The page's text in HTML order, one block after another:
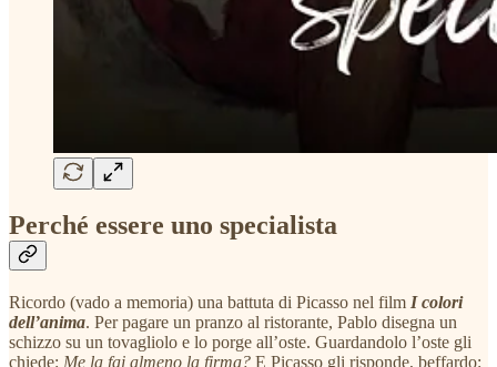
Perché essere uno specialista
Ricordo (vado a memoria) una battuta di Picasso nel film I colori
dell’anima. Per pagare un pranzo al ristorante, Pablo disegna un
schizzo su un tovagliolo e lo porge all’oste. Guardandolo l’oste gli
chiede: Me la fai almeno la firma? E Picasso gli risponde, beffardo: